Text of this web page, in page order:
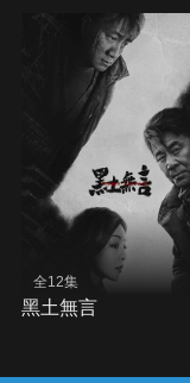
全12集
黑土無言